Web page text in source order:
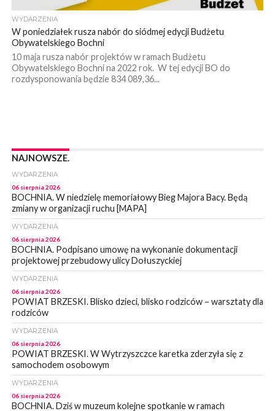
WYDARZENIA
W poniedziałek rusza nabór do siódmej edycji Budżetu
Obywatelskiego Bochni
10 maja rusza nabór projektów w ramach Budżetu
Obywatelskiego Bochni na 2022 rok. W tej edycji BO do
rozdysponowania będzie 834 089,36...
NAJNOWSZE.
WYDARZENIA
06 sierpnia 2026
BOCHNIA. W niedzielę memoriałowy Bieg Majora Bacy. Będą
zmiany w organizacji ruchu [MAPA]
WYDARZENIA
06 sierpnia 2026
BOCHNIA. Podpisano umowę na wykonanie dokumentacji
projektowej przebudowy ulicy Dołuszyckiej
WYDARZENIA
06 sierpnia 2026
POWIAT BRZESKI. Blisko dzieci, blisko rodziców – warsztaty dla
rodziców
WYDARZENIA
06 sierpnia 2026
POWIAT BRZESKI. W Wytrzyszczce karetka zderzyła się z
samochodem osobowym
WYDARZENIA
06 sierpnia 2026
BOCHNIA. Dziś w muzeum kolejne spotkanie w ramach